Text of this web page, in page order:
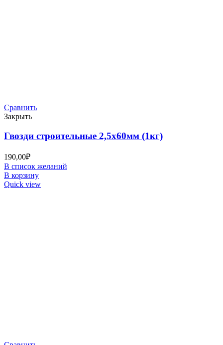
Сравнить
Закрыть
Гвозди строительные 2,5х60мм (1кг)
190,00₽
В список желаний
В корзину
Quick view